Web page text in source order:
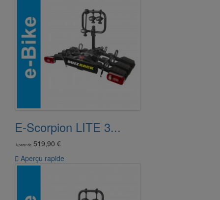
E-Scorpion LITE 3...
à partir de 519,90 €
 Aperçu rapide